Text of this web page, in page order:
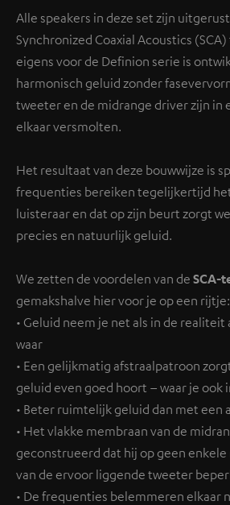
Alle speakers in deze set zijn
Synchronized Coaxial Acoustics
eigens voor de Definion serie is
harmonisch geluid zonder
tweeter en de midrange driver zijn in
elkaar versmolten.
Het resultaat van deze bouwwijze is
frequenties bereiken tegelijkertijd
luisteraar en dat op zijn beurt zorgt
precies en natuurlijk geluid.
We zetten de voordelen van de SCA-
gemakshalve hier voor je op een rijtje:
• Geluid neem je net als in de
waar
• Een gelijkmatig afstraalpatroon
geluid even goed hoort – waar je ook
• Beter ruimtelijk geluid dan met een
• Het vlakke membraan van de
geconstrueerd dat hij op geen
van de ervoor liggende tweeter
• De frequenties belemmeren elkaar